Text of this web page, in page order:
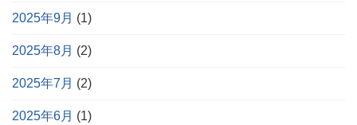
2025年9月 (1)
2025年8月 (2)
2025年7月 (2)
2025年6月 (1)